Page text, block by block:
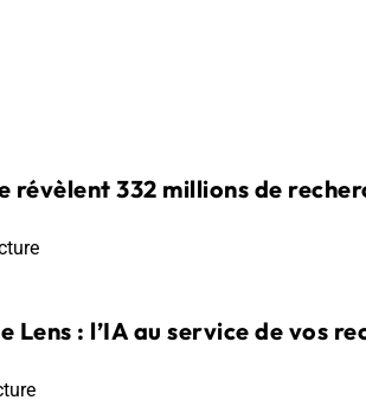
révèlent 332 millions de
: l’IA au service de vos